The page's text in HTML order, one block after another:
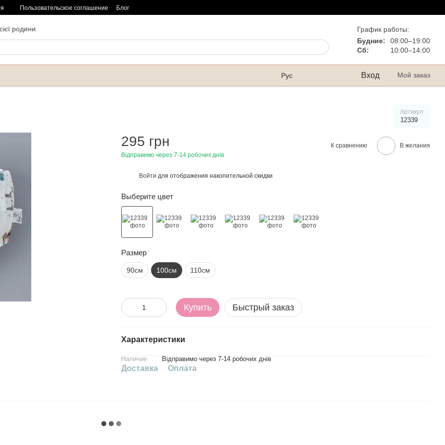
Пользовательское соглашение Блог
родини
График работы:
Будние:
08:00–19:00
Сб:
10:00–14:00
Рус Вход Мой заказ
Артикул
12339
295 грн
Відправимо через 7-14 робочих днів
К сравнению В желания
Войти для отображения накопительной скидки
Выберите цвет
Размер
90см 100см 110см
Купить Быстрый заказ
Характеристики
Наличие Відправимо через 7-14 робочих днів
Доставка Оплата